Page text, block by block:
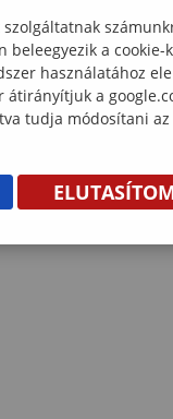
a cookie-
használatához
átirányítjuk a
tudja módosítani